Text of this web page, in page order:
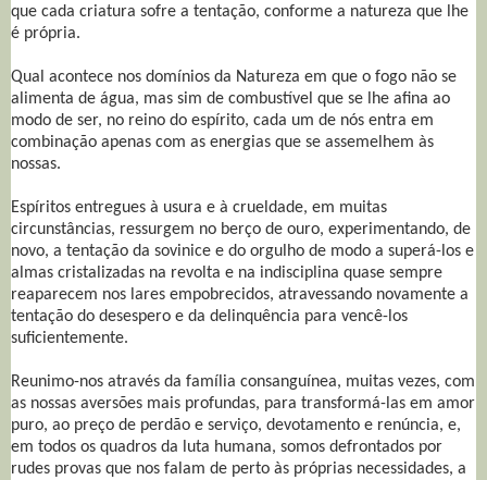
que cada criatura sofre a tentação, conforme a natureza que lhe
é própria.
Qual acontece nos domínios da Natureza em que o fogo não se
alimenta de água, mas sim de combustível que se lhe afina ao
modo de ser, no reino do espírito, cada um de nós entra em
combinação apenas com as energias que se assemelhem às
nossas.
Espíritos entregues à usura e à crueldade, em muitas
circunstâncias, ressurgem no berço de ouro, experimentando, de
novo, a tentação da sovinice e do orgulho de modo a superá-los e
almas cristalizadas na revolta e na indisciplina quase sempre
reaparecem nos lares empobrecidos, atravessando novamente a
tentação do desespero e da delinquência para vencê-los
suficientemente.
Reunimo-nos através da família consanguínea, muitas vezes, com
as nossas aversões mais profundas, para transformá-las em amor
puro, ao preço de perdão e serviço, devotamento e renúncia, e,
em todos os quadros da luta humana, somos defrontados por
rudes provas que nos falam de perto às próprias necessidades, a